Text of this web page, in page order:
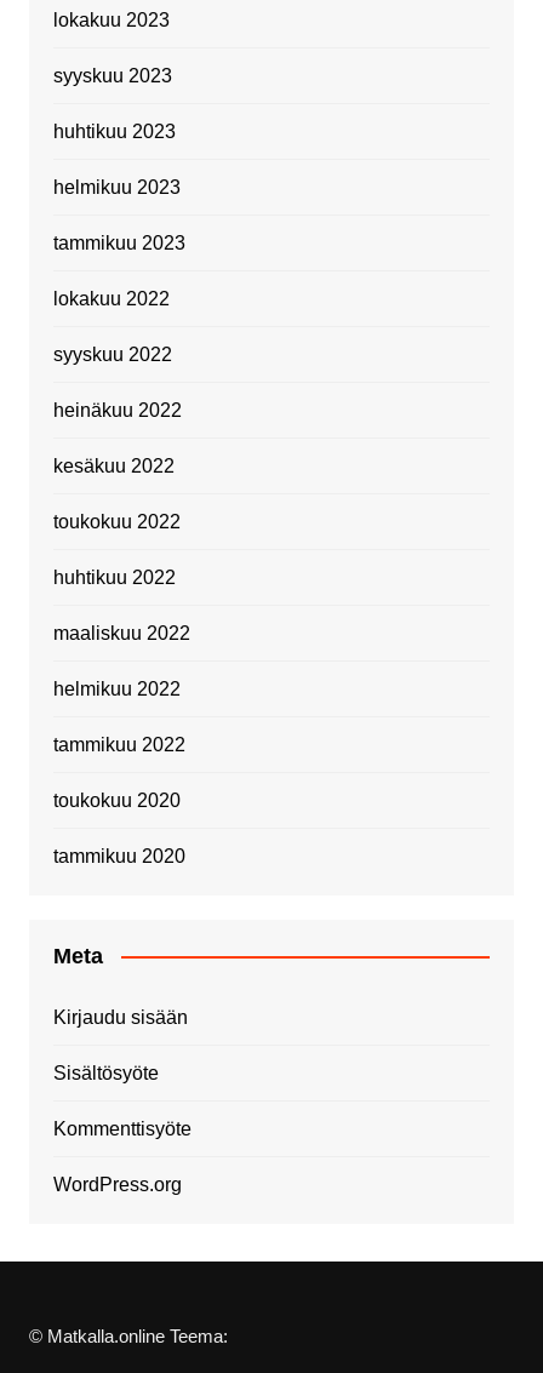
lokakuu 2023
syyskuu 2023
huhtikuu 2023
helmikuu 2023
tammikuu 2023
lokakuu 2022
syyskuu 2022
heinäkuu 2022
kesäkuu 2022
toukokuu 2022
huhtikuu 2022
maaliskuu 2022
helmikuu 2022
tammikuu 2022
toukokuu 2020
tammikuu 2020
Meta
Kirjaudu sisään
Sisältösyöte
Kommenttisyöte
WordPress.org
© Matkalla.online Teema: